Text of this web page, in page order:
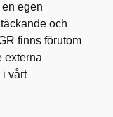
egen
och
finns förutom
externa
i vårt